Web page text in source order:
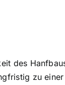
des
zu